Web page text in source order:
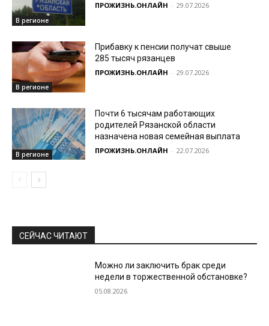
В регионе
ПРОЖИЗНЬ.ОНЛАЙН - 29.07.2026
В регионе
Прибавку к пенсии получат свыше
285 тысяч рязанцев
ПРОЖИЗНЬ.ОНЛАЙН - 29.07.2026
В регионе
Почти 6 тысячам работающих
родителей Рязанской области
назначена новая семейная выплата
ПРОЖИЗНЬ.ОНЛАЙН - 22.07.2026
СЕЙЧАС ЧИТАЮТ
Можно ли заключить брак среди
недели в торжественной обстановке?
05.08.2026